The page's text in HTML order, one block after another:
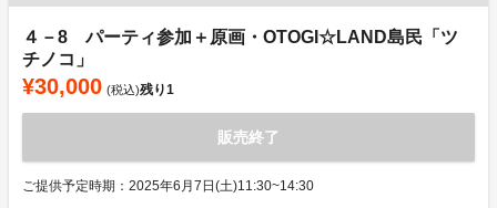
４－8 パーティ参加＋原画・OTOGI☆LAND島民「ツ
チノコ」
¥30,000 (税込)残り1
販売終了
ご提供予定時期：2025年6月7日(土)11:30~14:30